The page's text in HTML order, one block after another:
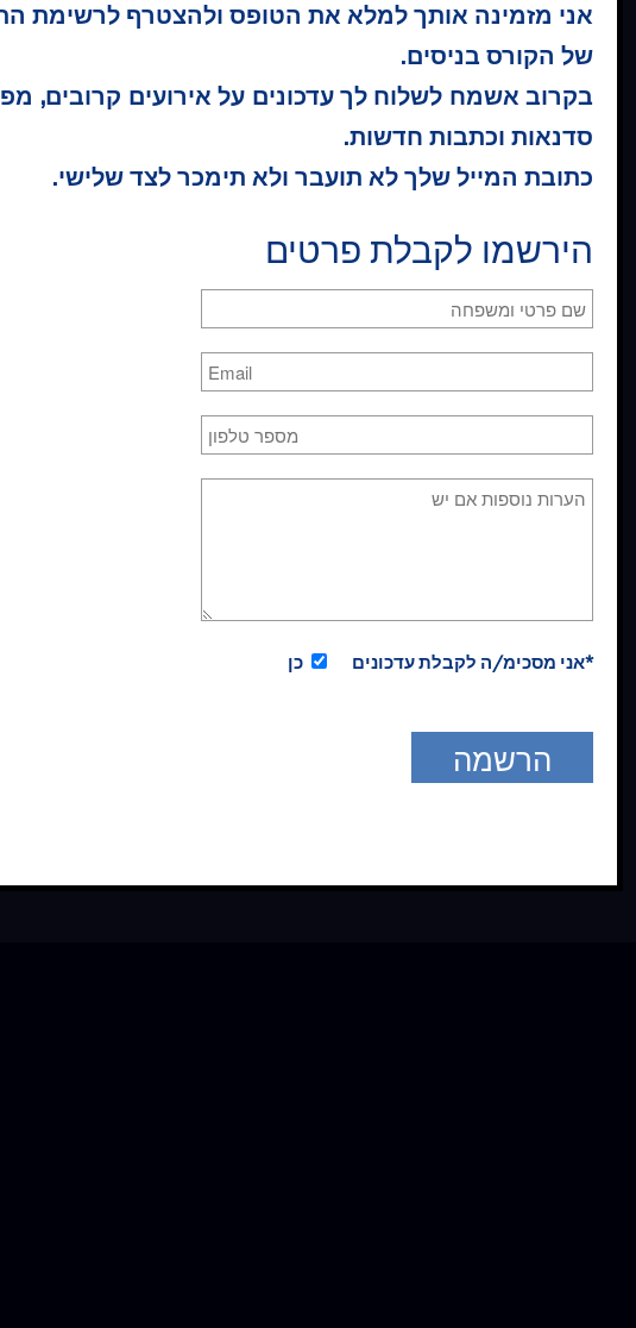
חשיבה על אשליות. מתי מספר הם אלה שהבינו מה בעצם כרוך בציור העבר או
מפני שלמעשה אין הוא חושב על מאומה.
התכלית של תרגילי היום היא להתחיל לאמן את שכלך להבחין מתי אין הוא
שכלך, האמת נחסמת. ההבחנה ששכלך היה פשוט ריק, במקום האמונה שהוא
החזון.
את תרגילי היום יש לבצע בעיניים עצומות. שכן בעצם אינך יכול לראות דבר,
אשר תהיה, אינך רואה דבר. תוך השקעת מאמץ מועט ככל האפשר חפש
שם. לכל אחת מהן קרא על-פי הדמות המרכזית או הנושא המרכזי שלה, ועבור
שאני חושב על ______.
אחר-כך תן שֵׁם לכל אחת מן המחשבות באופן ספציפי, למשל: נראה שאני
וכך הלאה, וסכם כך את זמן בדיקת-השכל כך: אבל שכלי מוטרד במחשבות עבר.
תוכל לעשות זאת ארבע או חמש פעמים במשך היום, אלא אם כן תרגיש שהדבר
פעמים יספיקו. אבל אולי יהיה כדאי לך לכלול את רוגזך, או כל רגש שיעורר
* כל התכנים באתר לרבות קבצי השמע והמלל בעמוד השיעורים, מוגנים בזכויות
כלשהו. אין להפיץ, להעתיק או לשכפל את הנ"ל ללא הסכמה בכתב מראש
אני מזמינה אותך למלא את הטופס ולהצטרף לרשימת
של הקורס בניסים.
בקרוב אשמח לשלוח לך עדכונים על אירועים קרובים,
סדנאות וכתבות חדשות.
כתובת המייל שלך לא תועבר ולא תימכר לצד שלישי.
הירשמו לקבלת פרטים
*אני מסכימ/ה לקבלת עדכונים כן